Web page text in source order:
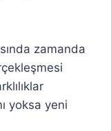
zamanda
yoksa yeni